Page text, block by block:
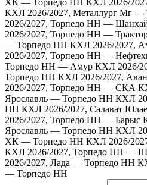
ХК — Торпедо НН КХЛ 2026/
КХЛ 2026/2027, Металлург Мг —
2026/2027, Торпедо НН —
2026/2027, Торпедо НН —
— Торпедо НН КХЛ 2026/2027,
2026/2027, Торпедо НН —
Торпедо НН — Амур КХЛ 2026/
Торпедо НН КХЛ 2026/2027,
2026/2027, Торпедо НН — СКА
Ярославль — Торпедо НН КХЛ
НН КХЛ 2026/2027, Салават
2026/2027, Торпедо НН — Барыс
Ярославль — Торпедо НН КХЛ
ХК — Торпедо НН КХЛ 2026/
КХЛ 2026/2027, Торпедо НН —
2026/2027, Лада — Торпедо НН
— Торпедо НН